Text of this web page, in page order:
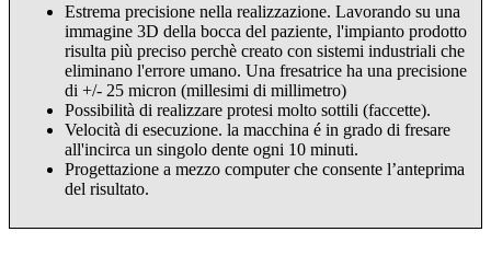
Estrema precisione nella realizzazione. Lavorando su una
immagine 3D della bocca del paziente, l'impianto prodotto
risulta più preciso perchè creato con sistemi industriali che
eliminano l'errore umano. Una fresatrice ha una precisione
di +/- 25 micron (millesimi di millimetro)
Possibilità di realizzare protesi molto sottili (faccette).
Velocità di esecuzione. la macchina é in grado di fresare
all'incirca un singolo dente ogni 10 minuti.
Progettazione a mezzo computer che consente l’anteprima
del risultato.